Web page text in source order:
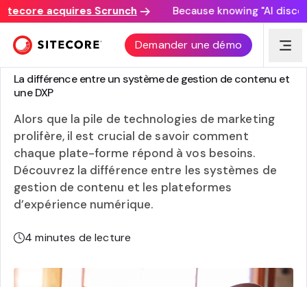
acquires Scrunch Because knowing "AI
Demander une démo
EXPÉRIENCE NUMÉRIQUE 101
La différence entre un système de gestion de contenu et
une DXP
Alors que la pile de technologies de marketing
prolifère, il est crucial de savoir comment
chaque plate-forme répond à vos besoins.
Découvrez la différence entre les systèmes de
gestion de contenu et les plateformes
d’expérience numérique.
4 minutes de lecture